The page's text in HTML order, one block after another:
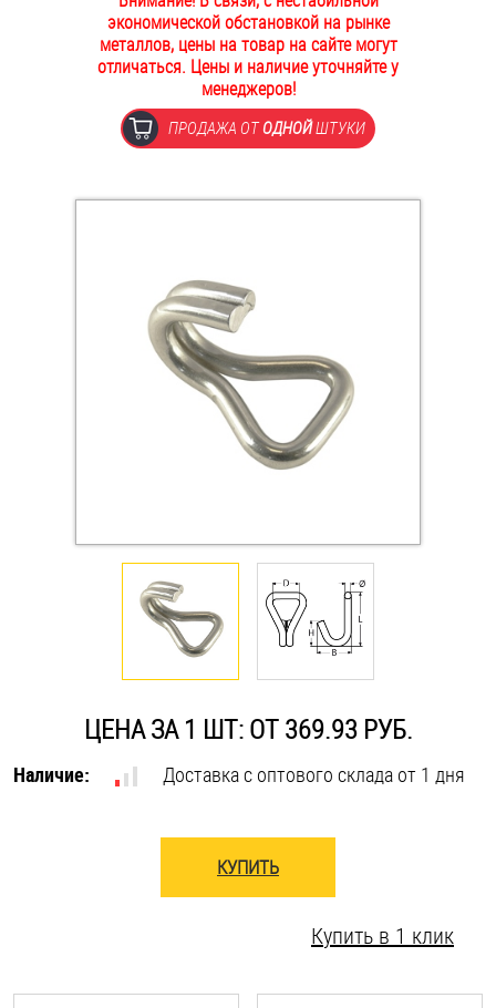
ОПЛАТА И ДОСТАВКА
НАШИ МАГАЗИНЫ
Втулки
Дюймовый крепёж
Заклепки (Гайки-Заклепки)
Инструмент
Крюки, кольца с метрической резьбой
Крюки, кольца с шурупной резьбой
Оснастка и аксессуары для яхт
Саморезы и шурупы
Стопорные кольца
экономической обстановкой на рынке
металлов, цены на товар на сайте могут
отличаться. Цены и наличие уточняйте у
менеджеров!
ПРОДАЖА ОТОДНОЙШТУКИ
ЦЕНА ЗА 1 ШТ: ОТ 369.93 РУБ.
Наличие: Доставка с оптового склада от 1 дня
КУПИТЬ
Купить в 1 клик